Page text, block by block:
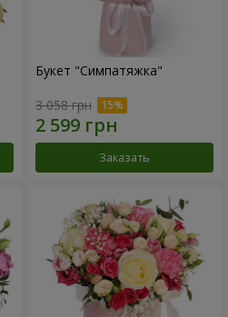
Букет "Симпатяжка"
3 058 грн
Заказать